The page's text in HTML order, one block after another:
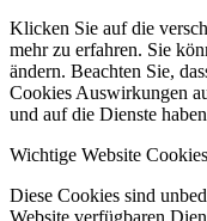
Klicken Sie auf die
mehr zu erfahren. Sie
ändern. Beachten Sie,
Cookies Auswirkungen
und auf die Dienste
Wichtige Website Cookies
Diese Cookies sind